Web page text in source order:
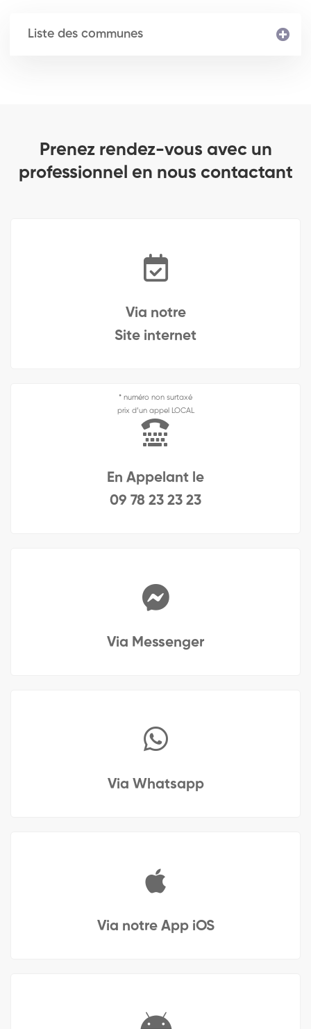
Liste des communes
Prenez rendez-vous avec un
professionnel en nous contactant
Via notre
Site internet
* numéro non surtaxé
prix d’un appel LOCAL
En Appelant le
09 78 23 23 23
Via Messenger
Via Whatsapp
Via notre App iOS